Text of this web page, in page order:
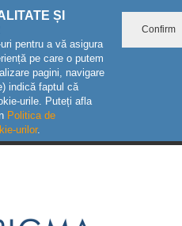
ȘI
pentru a vă asigura
pe care o putem
pagini, navigare
indică faptul că
urile. Puteți afla
Politica de
urilor.
Confirm